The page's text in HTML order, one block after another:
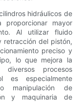
hidráulicos de
mayor
Al utilizar fluido
retracción del pistón,
preciso y
lo que mejora la
procesos
es especialmente
manipulación de
y maquinaria de